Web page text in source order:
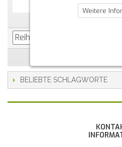
37,00 €
BELIEBTE SCHLAGWORTE
Weitere